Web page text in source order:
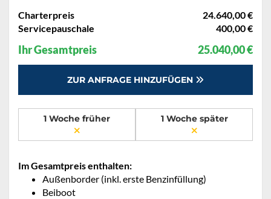
Charterpreis
24.640,00 €
Servicepauschale
400,00 €
Ihr Gesamtpreis 25.040,00 €
ZUR ANFRAGE HINZUFÜGEN
1 Woche früher 1 Woche später
Im Gesamtpreis enthalten:
Außenborder (inkl. erste Benzinfüllung)
Beiboot